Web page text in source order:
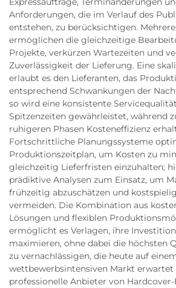
Anforderungen, die im Verlauf des
entstehen, zu berücksichtigen.
ermöglichen die gleichzeitige
Projekte, verkürzen Wartezeiten und
Zuverlässigkeit der Lieferung. Eine
erlaubt es den Lieferanten, das
entsprechend Schwankungen der
so wird eine konsistente
Spitzenzeiten gewährleistet, während
ruhigeren Phasen Kosteneffizienz
Fortschrittliche Planungssysteme
Produktionszeitplan, um Kosten zu
gleichzeitig Lieferfristen einzuhalten;
prädiktive Analysen zum Einsatz, um
frühzeitig abzuschätzen und
vermeiden. Die Kombination aus
Lösungen und flexiblen
ermöglicht es Verlagen, ihre
maximieren, ohne dabei die höchsten
zu vernachlässigen, die heute auf
wettbewerbsintensiven Markt erwartet
professionelle Anbieter von